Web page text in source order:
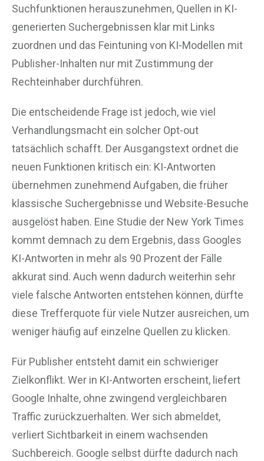
Suchfunktionen herauszunehmen, Quellen in KI-
generierten Suchergebnissen klar mit Links
zuordnen und das Feintuning von KI-Modellen mit
Publisher-Inhalten nur mit Zustimmung der
Rechteinhaber durchführen.
Die entscheidende Frage ist jedoch, wie viel
Verhandlungsmacht ein solcher Opt-out
tatsächlich schafft. Der Ausgangstext ordnet die
neuen Funktionen kritisch ein: KI-Antworten
übernehmen zunehmend Aufgaben, die früher
klassische Suchergebnisse und Website-Besuche
ausgelöst haben. Eine Studie der New York Times
kommt demnach zu dem Ergebnis, dass Googles
KI-Antworten in mehr als 90 Prozent der Fälle
akkurat sind. Auch wenn dadurch weiterhin sehr
viele falsche Antworten entstehen können, dürfte
diese Trefferquote für viele Nutzer ausreichen, um
weniger häufig auf einzelne Quellen zu klicken.
Für Publisher entsteht damit ein schwieriger
Zielkonflikt. Wer in KI-Antworten erscheint, liefert
Google Inhalte, ohne zwingend vergleichbaren
Traffic zurückzuerhalten. Wer sich abmeldet,
verliert Sichtbarkeit in einem wachsenden
Suchbereich. Google selbst dürfte dadurch nach